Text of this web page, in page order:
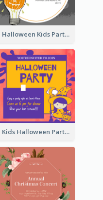
Halloween Kids Party Invitation
Kids Halloween Party Invitation